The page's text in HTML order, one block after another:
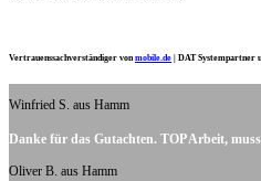
Vertrauenssachverständiger vonmobile.de DAT Systempartner
Winfried S. aus Hamm
Danke für das Gutachten. TOP Arbeit,
Oliver B. aus Hamm